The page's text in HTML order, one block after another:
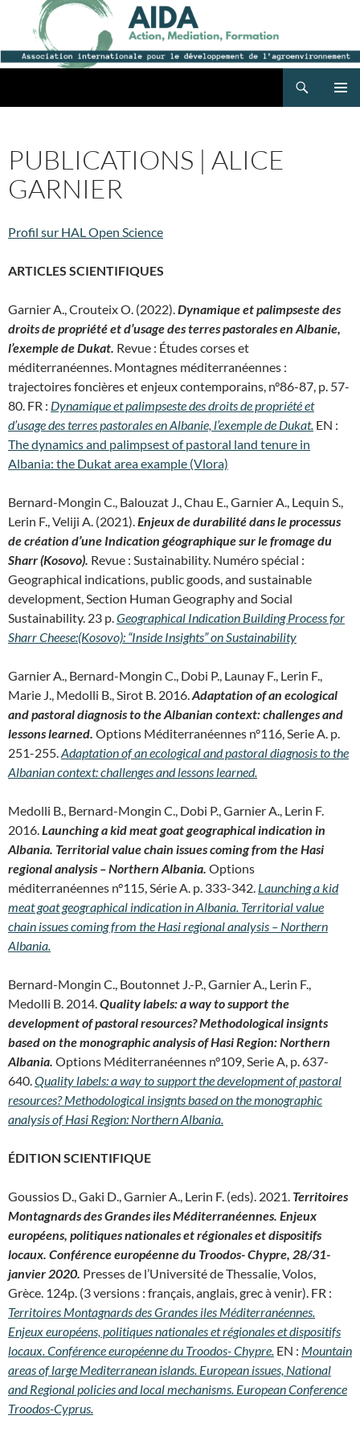
PUBLICATIONS | ALICE
GARNIER
Profil sur HAL Open Science
ARTICLES SCIENTIFIQUES
Garnier A., Crouteix O. (2022).Dynamique et palimpseste des
droits de propriété et d’usage des terres pastorales en Albanie,
l’exemple de Dukat. Revue : Études corses et
méditerranéennes. Montagnes méditerranéennes :
trajectoires foncières et enjeux contemporains, n°86-87, p. 57-
80. FR : Dynamique et palimpseste des droits de propriété et
d’usage des terres pastorales en Albanie, l’exemple de Dukat. EN :
The dynamics and palimpsest of pastoral land tenure in
Albania: the Dukat area example (Vlora)
Bernard-Mongin C., Balouzat J., Chau E., Garnier A., Lequin S.,
Lerin F., Veliji A. (2021).Enjeux de durabilité dans le processus
de création d’une Indication géographique sur le fromage du
Sharr (Kosovo). Revue : Sustainability. Numéro spécial :
Geographical indications, public goods, and sustainable
development, Section Human Geography and Social
Sustainability. 23 p.Geographical Indication Building Process for
Sharr Cheese:(Kosovo): “Inside Insights” on Sustainability
Garnier A., Bernard-Mongin C., Dobi P., Launay F., Lerin F.,
Marie J., Medolli B., Sirot B. 2016.Adaptation of an ecological
and pastoral diagnosis to the Albanian context: challenges and
lessons learned. Options Méditerranéennes n°116, Serie A. p.
251-255.Adaptation of an ecological and pastoral diagnosis to the
Albanian context: challenges and lessons learned.
Medolli B., Bernard-Mongin C., Dobi P., Garnier A., Lerin F.
2016.Launching a kid meat goat geographical indication in
Albania. Territorial value chain issues coming from the Hasi
regional analysis – Northern Albania. Options
méditerranéennes n°115, Série A. p. 333-342. Launching a kid
meat goat geographical indication in Albania. Territorial value
chain issues coming from the Hasi regional analysis – Northern
Albania.
Bernard-Mongin C., Boutonnet J.-P., Garnier A., Lerin F.,
Medolli B. 2014.Quality labels: a way to support the
development of pastoral resources? Methodological insignts
based on the monographic analysis of Hasi Region: Northern
Albania. Options Méditerranéennes n°109, Serie A, p. 637-
640.Quality labels: a way to support the development of pastoral
resources? Methodological insignts based on the monographic
analysis of Hasi Region: Northern Albania.
ÉDITION SCIENTIFIQUE
Goussios D., Gaki D., Garnier A., Lerin F. (eds). 2021. Territoires
Montagnards des Grandes iles Méditerranéennes. Enjeux
européens, politiques nationales et régionales et dispositifs
locaux. Conférence européenne du Troodos- Chypre, 28/31-
janvier 2020. Presses de l’Université de Thessalie, Volos,
Grèce. 124p. (3 versions : français, anglais, grec à venir). FR :
Territoires Montagnards des Grandes iles Méditerranéennes.
Enjeux européens, politiques nationales et régionales et dispositifs
locaux. Conférence européenne du Troodos- Chypre. EN : Mountain
areas of large Mediterranean islands. European issues, National
and Regional policies and local mechanisms. European Conference
Troodos-Cyprus.